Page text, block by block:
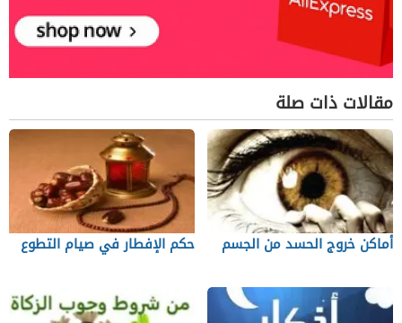
مقالات ذات صلة
أماكن خروج الحسد من الجسم حكم الإفطار في صيام التطوع